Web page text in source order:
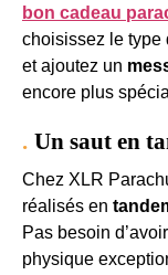
bon cadeau
choisissez le type
et ajoutez un
encore plus
Un saut en
Chez XLR
réalisés en
Pas besoin
physique